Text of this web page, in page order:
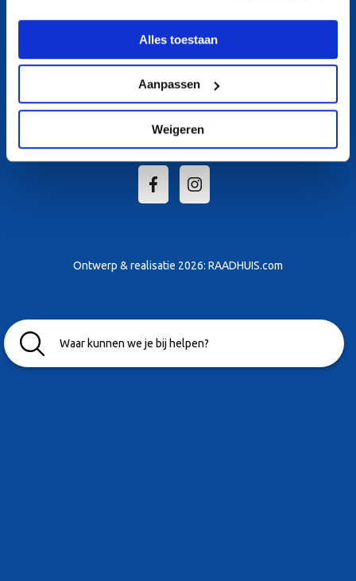
Alles toestaan
Aanpassen
Weigeren
Over ons
Socials
Ontwerp & realisatie 2026: RAADHUIS.com